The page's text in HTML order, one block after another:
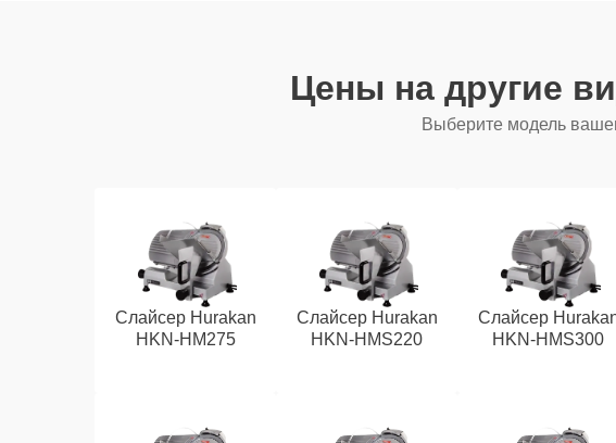
Цены на другие
Выберите модель
Слайсер Hurakan
HKN-HM275
Слайсер Hurakan
HKN-HMS220
Слайсер
HKN-HMS300